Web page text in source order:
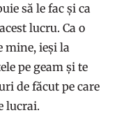
să le fac și ca
lucru. Ca o
mine, ieși la
pe geam și te
de făcut pe care
lucrai.